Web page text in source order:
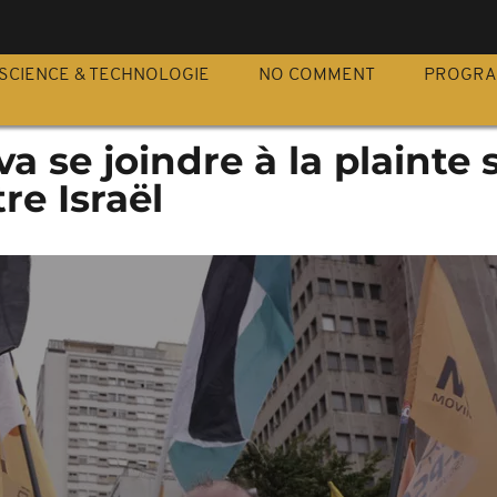
SCIENCE & TECHNOLOGIE NO COMMENT
se joindre à la plainte
Israël